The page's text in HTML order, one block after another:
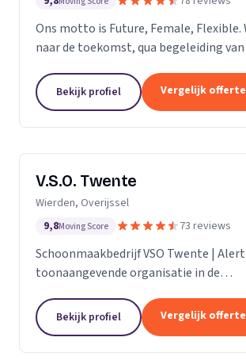
Ons motto is Future, Female, Flexible.
naar de toekomst, qua begeleiding
vrouwelijke ondernemers behandelen
personeel...
Bekijk profiel Vergelijk
V.S.O. Twente
Wierden, Overijssel
9,8Moving Score 73 reviews
Schoonmaakbedrijf VSO Twente | Alert
toonaangevende organisatie in de
technieken en moderne machines,
we ons door het leveren van...
Bekijk profiel Vergelijk